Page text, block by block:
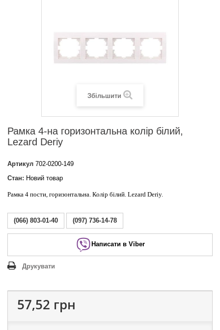
Збільшити
Рамка 4-на горизонтальна колір білий,
Lezard Deriy
Артикул 702-0200-149
Стан: Новий товар
Рамка 4 пости, горизонтальна. Колір білий. Lezard Deriy.
(066) 803-01-40 (097) 736-14-78
Написати в Viber
Друкувати
57,52 грн